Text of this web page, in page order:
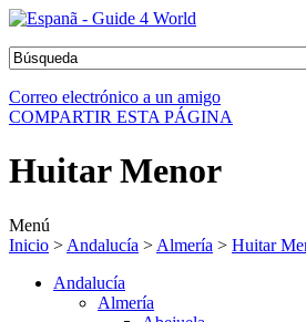
Correo electrónico a un amigo
COMPARTIR ESTA PÁGINA
Huitar Menor
Menú
Inicio > Andalucía > Almería > Huitar
Andalucía
Almería